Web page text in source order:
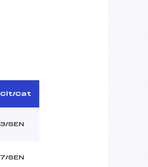
Clt/Cat
3/SEN
7/SEN